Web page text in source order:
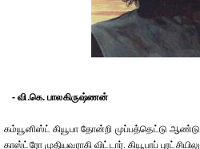
- வி.கெ. பாலகிருஷ்ணன்
கம்யூனிஸ்ட் கியூபா தோன்றி முப்பத்தெட்டு
காஸ்ட்ரோ முதியவராகி விட்டார். கியூபாப்